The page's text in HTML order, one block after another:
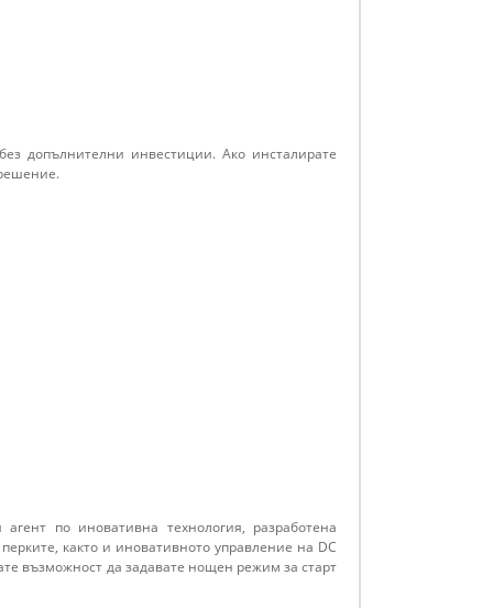
допълнителни инвестиции. Ако инсталирате
по иновативна технология, разработена
както и иновативното управление на DC
възможност да задавате нощен режим за старт